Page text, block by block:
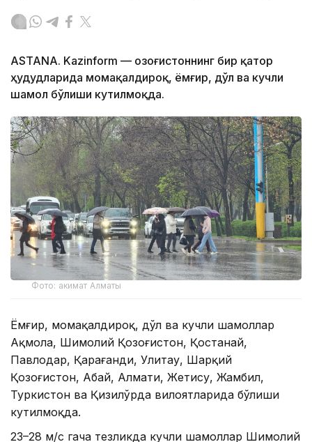
ASTANA. Kazinform — Қозоғистоннинг бир қатор
ҳудудларида момақалдироқ, ёмғир, дўл ва кучли
шамол бўлиши кутилмоқда.
Фото: акимат Алматы
Ёмғир, момақалдироқ, дўл ва кучли шамоллар
Ақмола, Шимолий Қозоғистон, Қостанай,
Павлодар, Қарағанди, Улитау, Шарқий
Қозоғистон, Абай, Алмати, Жетису, Жамбил,
Туркистон ва Қизилўрда вилоятларида бўлиши
кутилмоқда.
23–28 м/с гача тезликда кучли шамоллар Шимолий